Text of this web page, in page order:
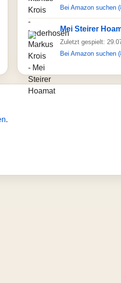
Bei Amazon suchen
Mei Steirer
Zuletzt gespielt:
Bei Amazon suchen
.